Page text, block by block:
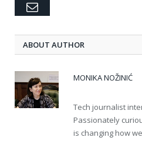
Email
ABOUT AUTHOR
MONIKA NOŽINIĆ
Tech journalist
Passionately
is changing how